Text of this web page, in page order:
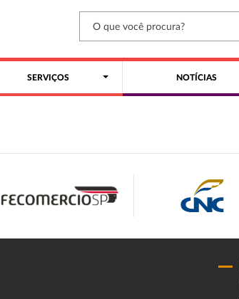
SERVIÇOS NOTÍCIAS